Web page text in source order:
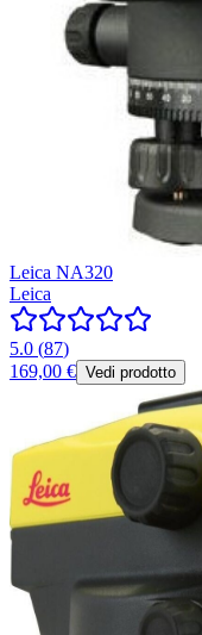
Leica NA320
Leica
5.0 (87)
169,00 € Vedi prodotto